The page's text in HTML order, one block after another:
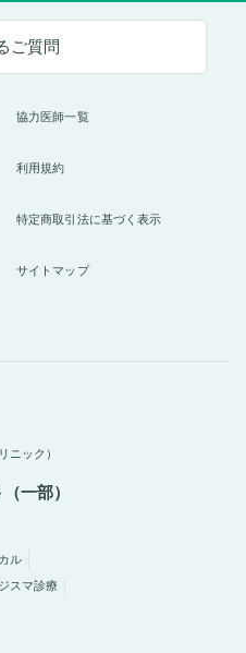
ご質問
協力医師一覧
利用規約
特定商取引法に基づく表示
サイトマップ
ニック）
一部）
ル
スマ診療